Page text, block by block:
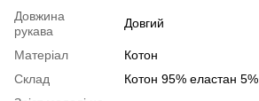
Довжина
рукава
Довгий
Матеріал
Котон
Склад
Котон 95% еластан 5%